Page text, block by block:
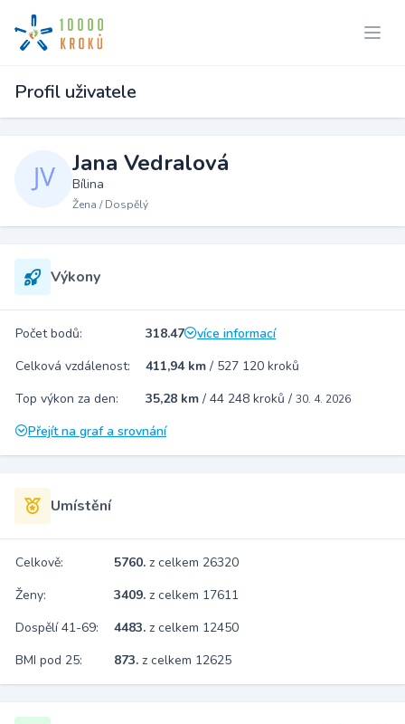
Profil uživatele
Jana Vedralová
Bílina
Žena / Dospělý
Výkony
Počet bodů: 318.47
více informací
Celková vzdálenost:
411,94 km / 527 120 kroků
Top výkon za den:
35,28 km / 44 248 kroků / 30. 4. 2026
Přejít na graf a srovnání
Umístění
Celkově: 5760. z celkem 26320
Ženy:
3409. z celkem 17611
Dospělí 41-69:
4483. z celkem 12450
BMI pod 25:
873. z celkem 12625